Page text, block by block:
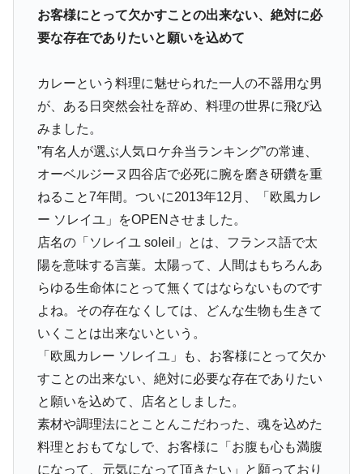
お客様にとって欠かすことの出来ない、絶対に必
要な存在でありたいと願いを込めて
カレーという料理に魅せられた一人の不器用な男
が、ある日突然会社を辞め、料理の世界に飛び込
みました。
”有名人が選ぶ人気ロケ弁当ランキング”の常連、
オーベルジーヌ四谷店で必死に腕を磨き研鑽を重
ねること7年間。ついに2013年12月、「欧風カレ
ー ソレイユ」をOPENさせました。
店名の「ソレイユ soleil」とは、フランス語で太
陽を意味する言葉。太陽って、人間はもちろんあ
らゆる生命体にとって無くてはならないものです
よね。その存在なくしては、どんな生物も生きて
いくことは出来ないという。
「欧風カレー ソレイユ」も、お客様にとって欠か
すことの出来ない、絶対に必要な存在でありたい
と願いを込めて、店名としました。
素材や調理法にとことんこだわった、魂を込めた
料理とおもてなしで、お客様に「お腹も心も満腹
になって、元気になって頂きたい」と願っており